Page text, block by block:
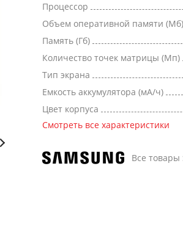
Процессор
Объем оперативной памяти (Мб)
Память (Гб)
Количество точек матрицы (Мп)
Тип экрана
Емкость аккумулятора (мА/ч)
Цвет корпуса
Смотреть все характеристики
Все товары